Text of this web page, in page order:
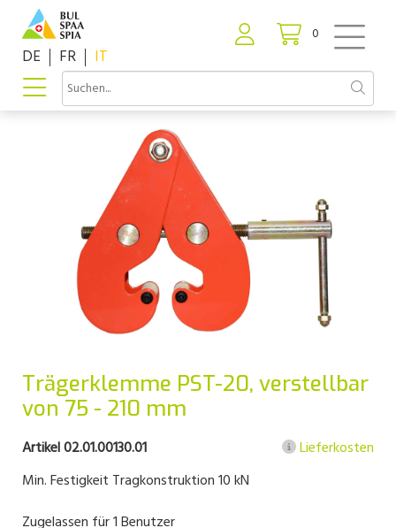
0
DE FR IT
Trägerklemme PST-20, verstellbar
von 75 - 210 mm
Artikel 02.01.00130.01
Lieferkosten
Min. Festigkeit Tragkonstruktion 10 kN
Zugelassen für 1 Benutzer